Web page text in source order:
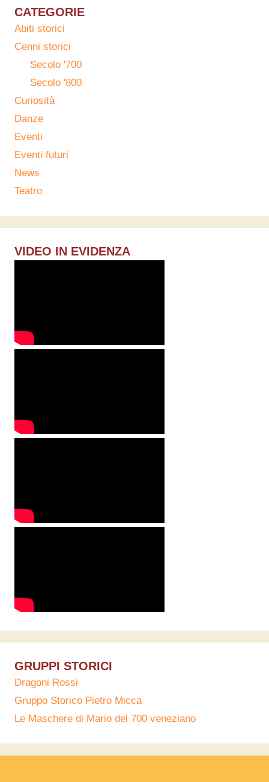
CATEGORIE
Abiti storici
Cenni storici
Secolo '700
Secolo '800
Curiosità
Danze
Eventi
Eventi futuri
News
Teatro
VIDEO IN EVIDENZA
GRUPPI STORICI
Dragoni Rossi
Gruppo Storico Pietro Micca
Le Maschere di Mario del 700 veneziano